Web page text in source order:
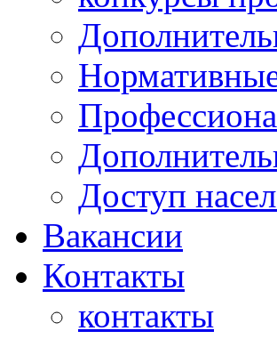
Доступ
Вакансии
Контакты
контакты